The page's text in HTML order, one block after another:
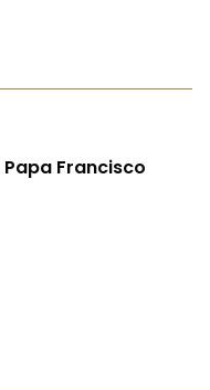
Francisco